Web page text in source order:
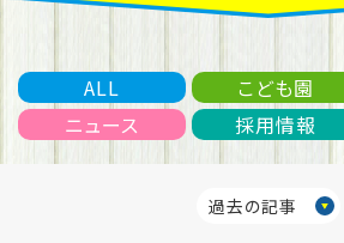
ALL こども園
ニュース
採用情報
過去の記事